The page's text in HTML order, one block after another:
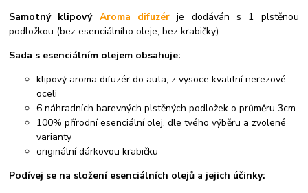
Samotný klipový Aroma difuzér je dodáván s 1 plstěnou
podložkou (bez esenciálního oleje, bez krabičky).
Sada s esenciálním olejem obsahuje:
klipový aroma difuzér do auta, z vysoce kvalitní nerezové
oceli
6 náhradních barevných plstěných podložek o průměru 3cm
100% přírodní esenciální olej, dle tvého výběru a zvolené
varianty
originální dárkovou krabičku
Podívej se na složení esenciálních olejů a jejich účinky: